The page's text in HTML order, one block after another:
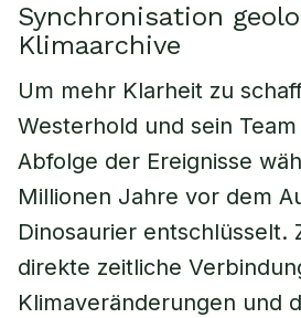
Synchronisation
Klimaarchive
Um mehr Klarheit zu
Westerhold und sein
Abfolge der Ereignisse
Millionen Jahre vor dem
Dinosaurier entschlüsselt.
direkte zeitliche
Klimaveränderungen und